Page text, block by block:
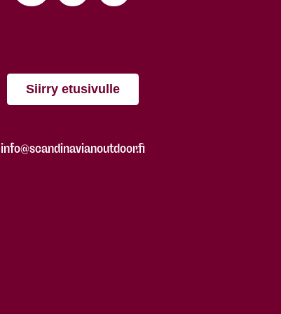
Siirry etusivulle
info@scandinavianoutdoor.fi